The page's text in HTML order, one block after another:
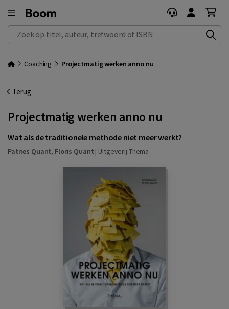
Zoek op titel, auteur, trefwoord of ISBN
Coaching Projectmatig werken anno nu
Terug
Projectmatig werken anno nu
Wat als de traditionele methode niet meer werkt?
Patries Quant, Floris Quant | Uitgeverij Thema